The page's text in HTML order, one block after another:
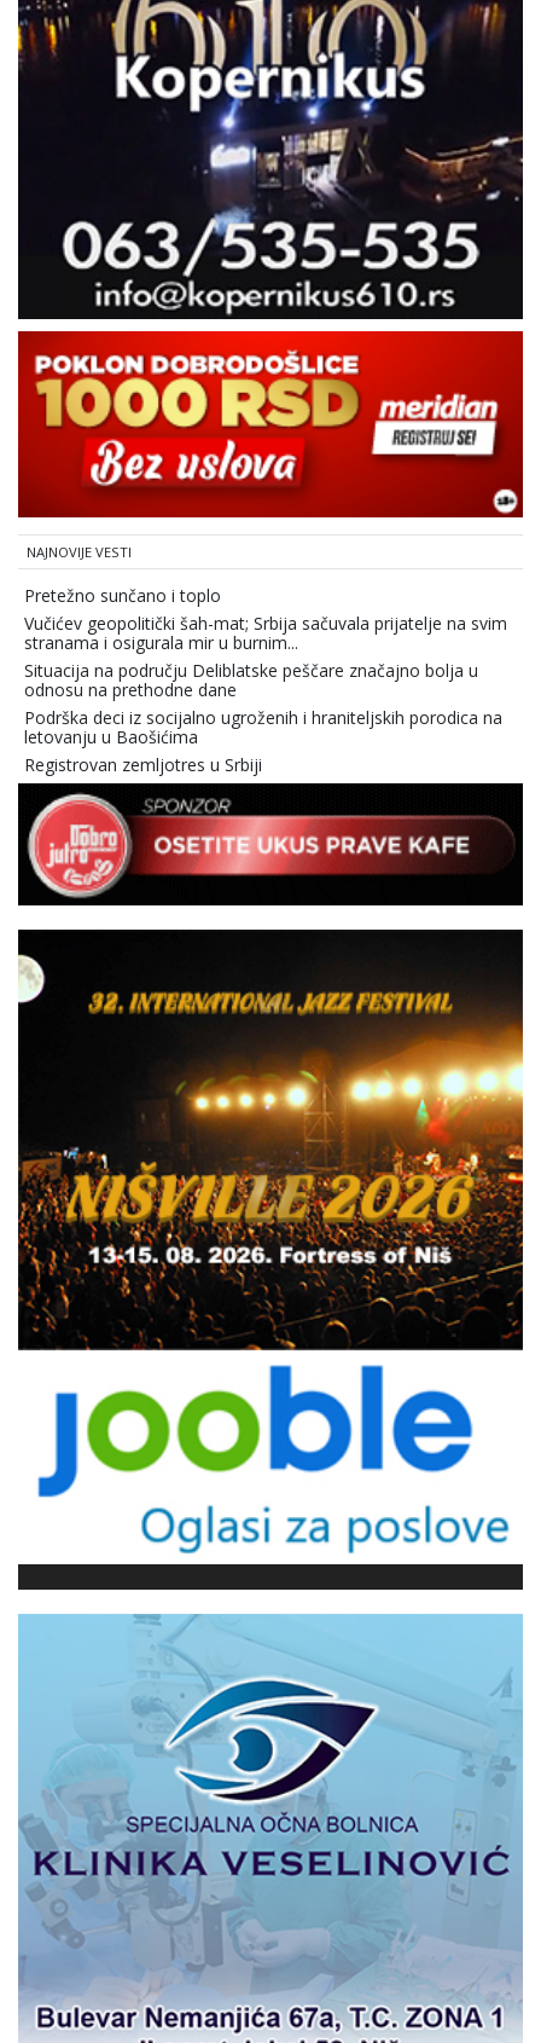
NAJNOVIJE VESTI
Pretežno sunčano i toplo
Vučićev geopolitički šah-mat; Srbija sačuvala prijatelje na svim
stranama i osigurala mir u burnim...
Situacija na području Deliblatske peščare značajno bolja u
odnosu na prethodne dane
Podrška deci iz socijalno ugroženih i hraniteljskih porodica na
letovanju u Baošićima
Registrovan zemljotres u Srbiji